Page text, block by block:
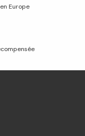
en Europe